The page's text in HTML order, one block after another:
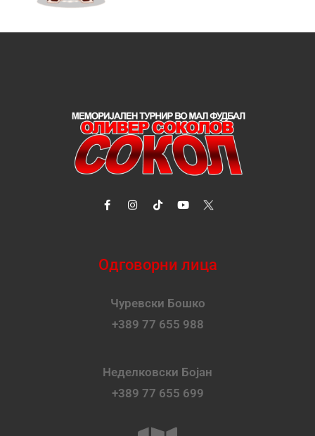
Одговорни лица
Чуревски Бошко
+389 77 655 988
Неделковски Бојан
+389 77 655 699